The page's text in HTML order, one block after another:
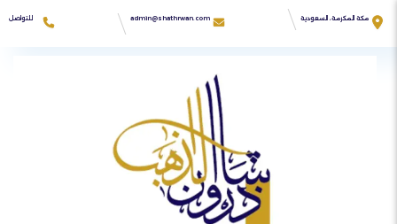
content
مكة المكرمة، السعودية
admin@shathrwan.com
للتواصل